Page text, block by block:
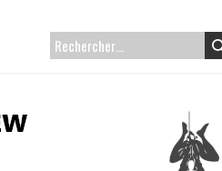
RECHERCHER :